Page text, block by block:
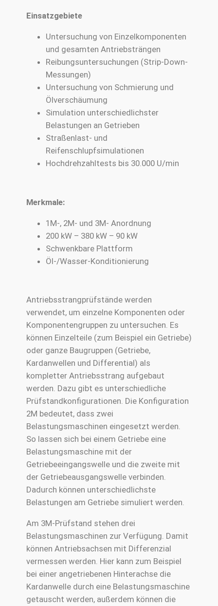
Einsatzgebiete
Untersuchung von Einzelkomponenten
und gesamten Antriebsträngen
Reibungsuntersuchungen (Strip-Down-
Messungen)
Untersuchung von Schmierung und
Ölverschäumung
Simulation unterschiedlichster
Belastungen an Getrieben
Straßenlast- und
Reifenschlupfsimulationen
Hochdrehzahltests bis 30.000 U/min
Merkmale:
1M-, 2M- und 3M- Anordnung
200 kW – 380 kW – 90 kW
Schwenkbare Plattform
Öl-/Wasser-Konditionierung
Antriebsstrangprüfstände werden
verwendet, um einzelne Komponenten oder
Komponentengruppen zu untersuchen. Es
können Einzelteile (zum Beispiel ein Getriebe)
oder ganze Baugruppen (Getriebe,
Kardanwellen und Differential) als
kompletter Antriebsstrang aufgebaut
werden. Dazu gibt es unterschiedliche
Prüfstandkonfigurationen. Die Konfiguration
2M bedeutet, dass zwei
Belastungsmaschinen eingesetzt werden.
So lassen sich bei einem Getriebe eine
Belastungsmaschine mit der
Getriebeeingangswelle und die zweite mit
der Getriebeausgangswelle verbinden.
Dadurch können unterschiedlichste
Belastungen am Getriebe simuliert werden.
Am 3M-Prüfstand stehen drei
Belastungsmaschinen zur Verfügung. Damit
können Antriebsachsen mit Differenzial
vermessen werden. Hier kann zum Beispiel
bei einer angetriebenen Hinterachse die
Kardanwelle durch eine Belastungsmaschine
getauscht werden, außerdem können die